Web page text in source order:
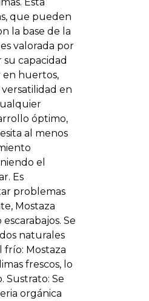
que pueden
la base de la
valorada por
su capacidad
en huertos,
en
óptimo,
al menos
el
Es
problemas
Mostaza
Se
naturales
frío: Mostaza
frescos, lo
Sustrato: Se
orgánica